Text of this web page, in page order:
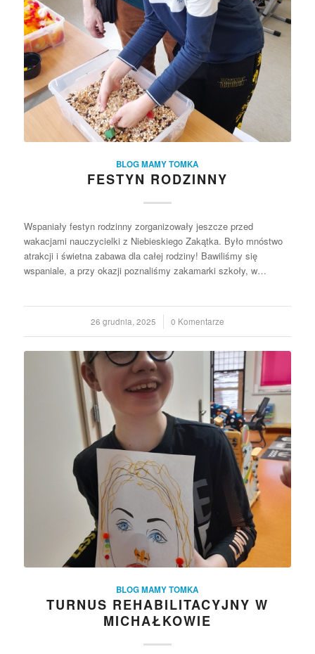
BLOG MAMY TOMKA
FESTYN RODZINNY
Wspaniały festyn rodzinny zorganizowały jeszcze przed
wakacjami nauczycielki z Niebieskiego Zakątka. Było mnóstwo
atrakcji i świetna zabawa dla całej rodziny! Bawiliśmy się
wspaniale, a przy okazji poznaliśmy zakamarki szkoły, w…
26 grudnia, 2025
/ 0 Komentarze
BLOG MAMY TOMKA
TURNUS REHABILITACYJNY W
MICHAŁKOWIE